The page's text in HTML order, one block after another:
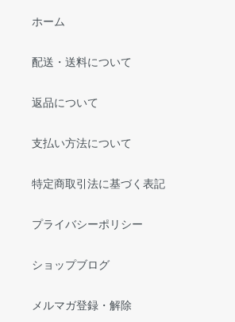
ホーム
配送・送料について
返品について
支払い方法について
特定商取引法に基づく表記
プライバシーポリシー
ショップブログ
メルマガ登録・解除